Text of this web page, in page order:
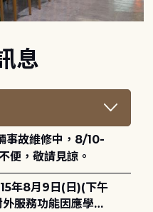
息
便，敬請見諒。
服務功能因應學術